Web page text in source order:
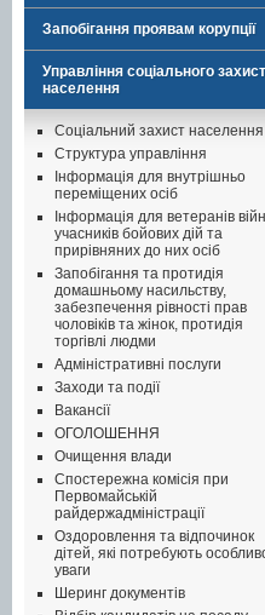
Запобігання проявам корупції
Управління соціального
населення
Соціальний захист населення
Структура управління
Інформація для внутрішньо
переміщених осіб
Інформація для ветеранів
учасників бойових дій та
прирівняних до них осіб
Запобігання та протидія
домашньому насильству,
забезпечення рівності прав
чоловіків та жінок, протидія
торгівлі людми
Адміністративні послуги
Заходи та події
Вакансії
ОГОЛОШЕННЯ
Очищення влади
Спостережна комісія при
Первомайській
райдержадміністрації
Оздоровлення та відпочинок
дітей, які потребують
уваги
Шеринг документів